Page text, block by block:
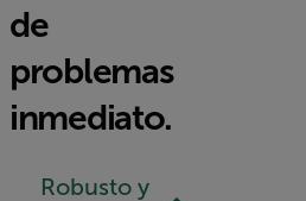
de
problemas
inmediato.
Robusto y